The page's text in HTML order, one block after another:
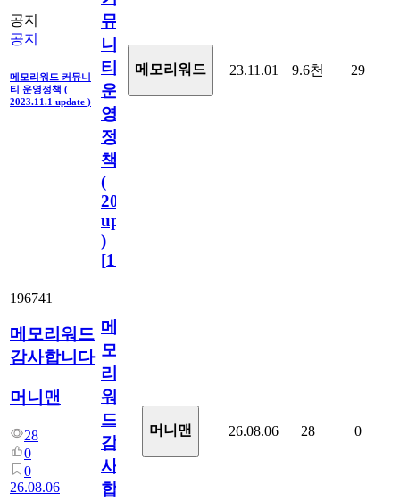
공지
공지
메모리워드 커뮤니
티 운영정책 (
2023.11.1 update )
뮤
니
티
운
영
정
책
(
2023.11.1
update
)
[110
메모리워드 23.11.01 9.6천 29
196741
메모리워드
감사합니다
머니맨
28
0
0
26.08.06
메
모
리
워
드
감
사
합
머니맨 26.08.06 28 0